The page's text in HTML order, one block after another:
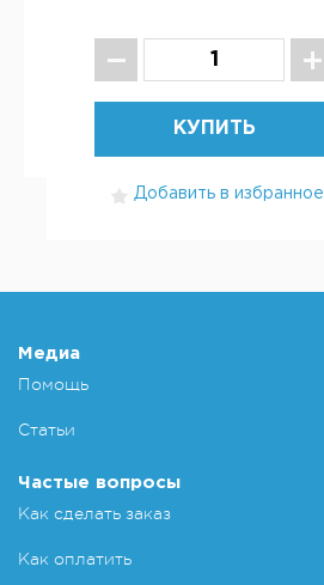
КУПИТЬ
Добавить в избранное
Медиа
Помощь
Статьи
Частые вопросы
Как сделать заказ
Как оплатить